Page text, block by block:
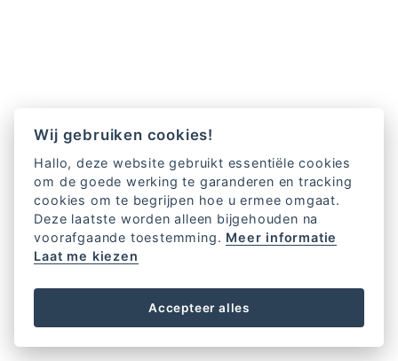
Wij gebruiken cookies!
Hallo, deze website gebruikt essentiële cookies
om de goede werking te garanderen en tracking
cookies om te begrijpen hoe u ermee omgaat.
Deze laatste worden alleen bijgehouden na
voorafgaande toestemming. Meer informatie
Laat me kiezen
Accepteer alles